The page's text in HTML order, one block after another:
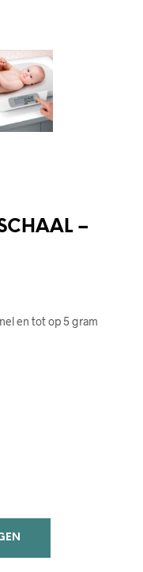
–
en tot op 5 gram